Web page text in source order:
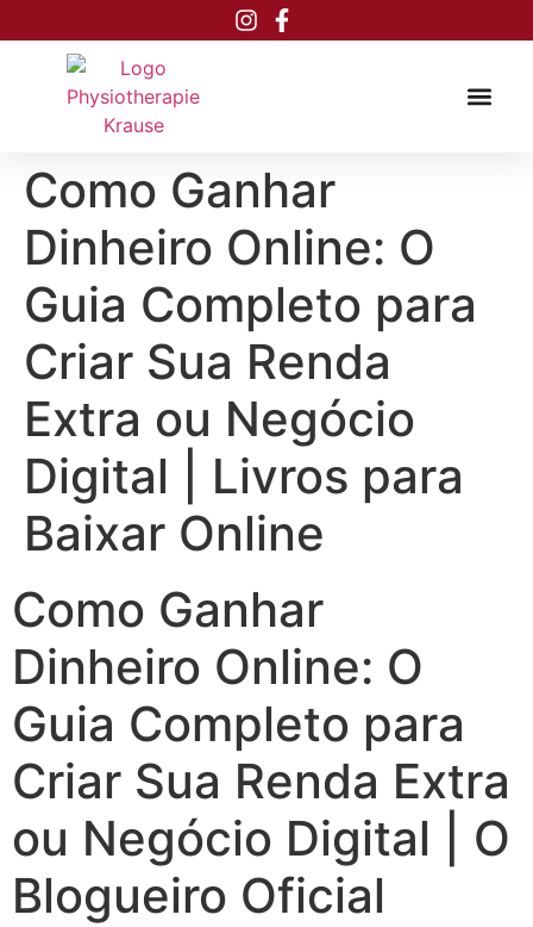
Como Ganhar
Dinheiro Online: O
Guia Completo para
Criar Sua Renda
Extra ou Negócio
Digital | Livros para
Baixar Online
Como Ganhar
Dinheiro Online: O
Guia Completo para
Criar Sua Renda Extra
ou Negócio Digital | O
Blogueiro Oficial